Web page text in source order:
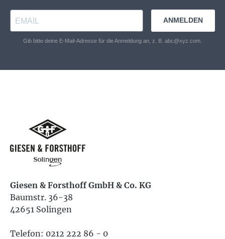
ANMELDEN
Gib bitte deine E-Mail-Adresse für die Anmeldung an, z. B. abc@xyz.com.
Giesen & Forsthoff GmbH & Co. KG
Baumstr. 36-38
42651 Solingen
Telefon: 0212 222 86 - 0